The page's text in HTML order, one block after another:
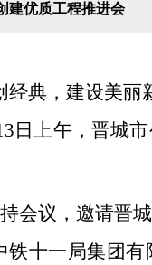
建优质工程推进会
典，建设美
日上午，晋城
会议，邀请晋
十一局集团